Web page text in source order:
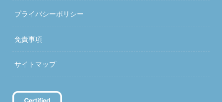
プライバシーポリシー
免責事項
サイトマップ